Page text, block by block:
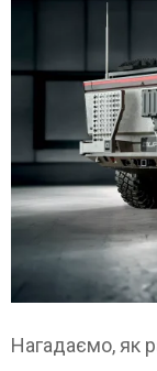
Нагадаємо, як